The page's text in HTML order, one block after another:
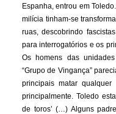
Espanha, entrou em
milícia tinham-se
ruas, descobrindo
para interrogatórios e os
Os homens das
“Grupo de Vingança”
principais matar
principalmente. Toledo
de toros’ (…) Alguns